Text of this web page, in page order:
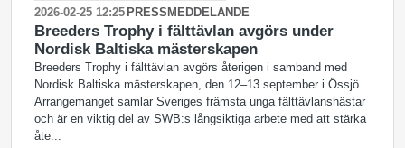
2026-02-25 12:25 PRESSMEDDELANDE
Breeders Trophy i fälttävlan avgörs under
Nordisk Baltiska mästerskapen
Breeders Trophy i fälttävlan avgörs återigen i samband med
Nordisk Baltiska mästerskapen, den 12–13 september i Össjö.
Arrangemanget samlar Sveriges främsta unga fälttävlanshästar
och är en viktig del av SWB:s långsiktiga arbete med att stärka
åte...